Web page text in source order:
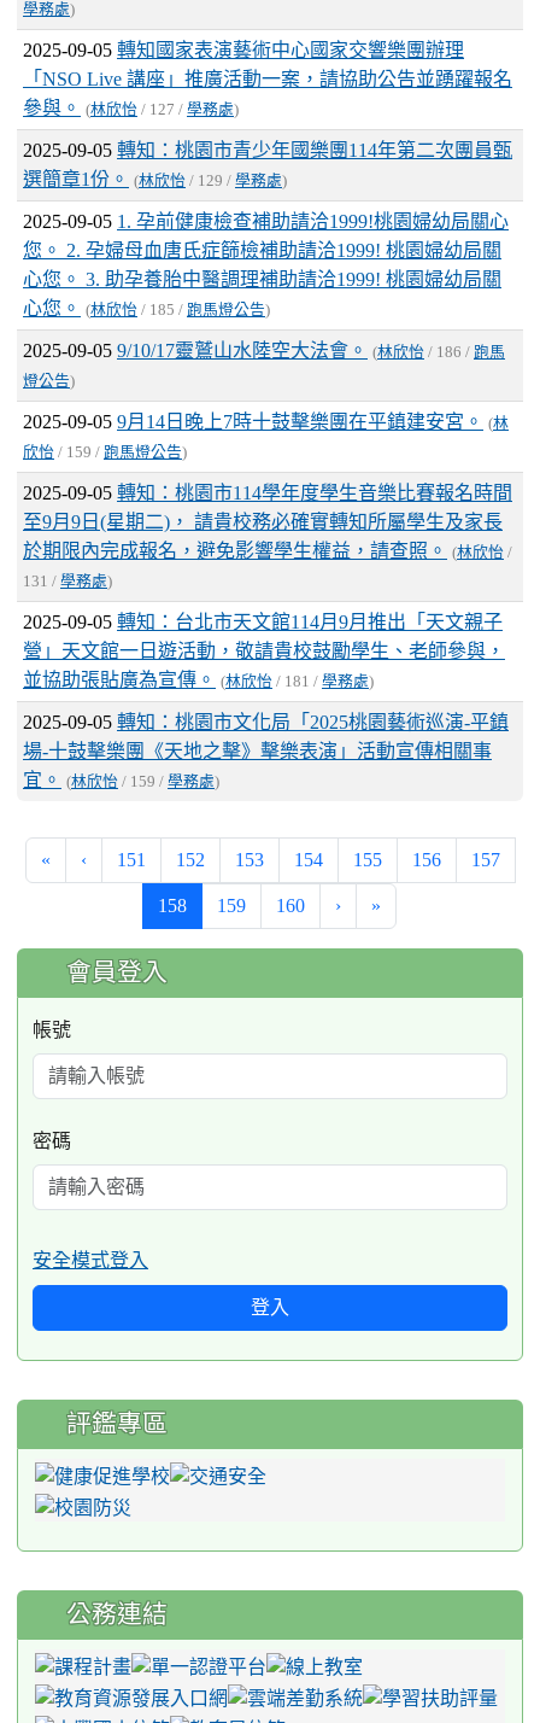
學務處)
2025-09-05 轉知國家表演藝術中心國家交響樂團辦理
「NSO Live 講座」推廣活動一案，請協助公告並踴躍報名
參與。
(林欣怡 / 127 / 學務處)
2025-09-05 轉知：桃園市青少年國樂團114年第二次團員甄
選簡章1份。
(林欣怡 / 129 / 學務處)
2025-09-05 1. 孕前健康檢查補助請洽1999!桃園婦幼局關心
您。 2. 孕婦母血唐氏症篩檢補助請洽1999! 桃園婦幼局關
心您。 3. 助孕養胎中醫調理補助請洽1999! 桃園婦幼局關
心您。
(林欣怡 / 185 / 跑馬燈公告)
2025-09-05 9/10/17靈鷲山水陸空大法會。 (林欣怡 / 186 / 跑馬
燈公告)
2025-09-05 9月14日晚上7時十鼓擊樂團在平鎮建安宮。 (林
欣怡 / 159 / 跑馬燈公告)
2025-09-05 轉知：桃園市114學年度學生音樂比賽報名時間
至9月9日(星期二)， 請貴校務必確實轉知所屬學生及家長
於期限內完成報名，避免影響學生權益，請查照。
(林欣怡 /
131 / 學務處)
2025-09-05 轉知：台北市天文館114月9月推出「天文親子
營」天文館一日遊活動，敬請貴校鼓勵學生、老師參與，
並協助張貼廣為宣傳。
(林欣怡 / 181 / 學務處)
2025-09-05 轉知：桃園市文化局「2025桃園藝術巡演-平鎮
場-十鼓擊樂團《天地之擊》擊樂表演」活動宣傳相關事
宜。
(林欣怡 / 159 / 學務處)
« ‹ 151 152 153 154 155 156 157
158(current)
159 160 › »
:::
會員登入
帳號
密碼
安全模式登入
登入
評鑑專區
公務連結